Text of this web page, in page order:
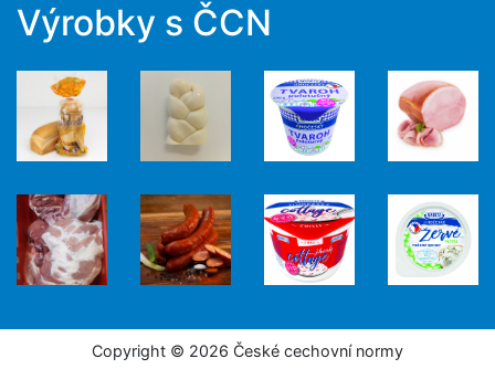
Výrobky s ČCN
Copyright © 2026 České cechovní normy